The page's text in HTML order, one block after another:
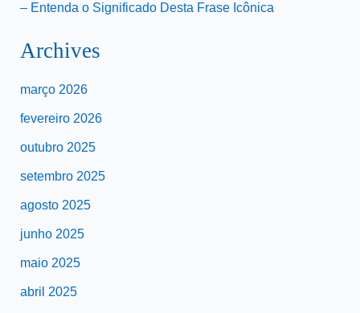
– Entenda o Significado Desta Frase Icônica
Archives
março 2026
fevereiro 2026
outubro 2025
setembro 2025
agosto 2025
junho 2025
maio 2025
abril 2025